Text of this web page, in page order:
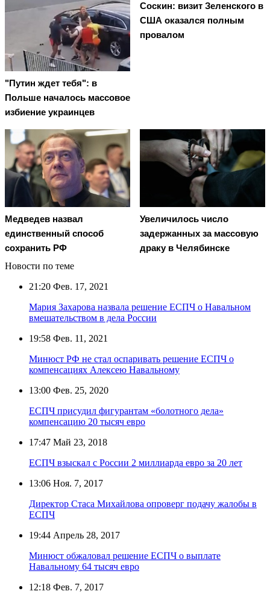
"Путин ждет тебя": в
Польше началось массовое
избиение украинцев
Соскин: визит Зеленского в
США оказался полным
провалом
Медведев назвал
единственный способ
сохранить РФ
Увеличилось число
задержанных за массовую
драку в Челябинске
Новости по теме
21:20 Фев. 17, 2021
Мария Захарова назвала решение ЕСПЧ о Навальном
вмешательством в дела России
19:58 Фев. 11, 2021
Минюст РФ не стал оспаривать решение ЕСПЧ о
компенсациях Алексею Навальному
13:00 Фев. 25, 2020
ЕСПЧ присудил фигурантам «болотного дела»
компенсацию 20 тысяч евро
17:47 Май 23, 2018
ЕСПЧ взыскал с России 2 миллиарда евро за 20 лет
13:06 Ноя. 7, 2017
Директор Стаса Михайлова опроверг подачу жалобы в
ЕСПЧ
19:44 Апрель 28, 2017
Минюст обжаловал решение ЕСПЧ о выплате
Навальному 64 тысяч евро
12:18 Фев. 7, 2017